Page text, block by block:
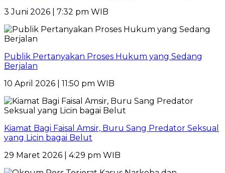
3 Juni 2026 | 7:32 pm WIB
Publik Pertanyakan Proses Hukum yang Sedang
Berjalan
10 April 2026 | 11:50 pm WIB
Kiamat Bagi Faisal Amsir, Buru Sang Predator Seksual
yang Licin bagai Belut
29 Maret 2026 | 4:29 pm WIB